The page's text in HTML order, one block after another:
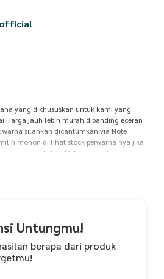
yang dikhususkan untuk kami yang
Harga jauh lebih murah dibanding eceran
silahkan dicantumkan via Note
mohon di lihat stock perwarna nya jika
warna F A T I M A - Look : Pengiun
Wajah : 26cm - Menggunakan pet
Untungmu!
berapa dari produk